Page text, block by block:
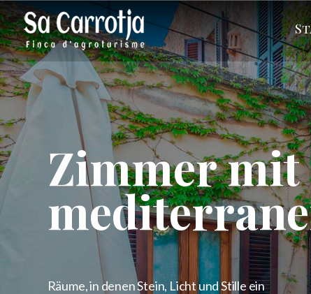
Zimmer mit
Räume, in denen Stein, Licht und Stille ein